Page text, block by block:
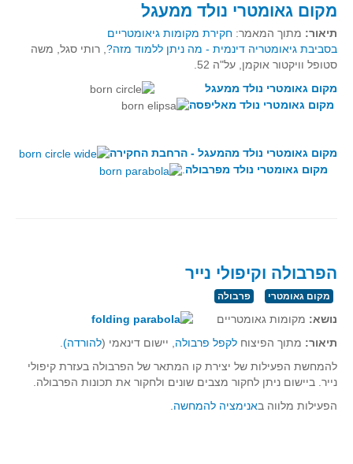
מקום גאומטרי נולד ממעגל
תיאור: מתוך המאמר: חקירת מקומות גיאומטריים
בסביבת גיאומטריה דינמית - מה ניתן ללמוד מזה? רותי סגל, משה
סטופל וויקטור אוקמן , על"ה 52.
מקום גאומטרי נולד ממעגל
מקום גאומטרי נולד מאליפסה
מקום גאומטרי נולד מהמעגל - הרחבת החקירה
מקום גאומטרי נולד מפרבולה.
הפרבולה וקיפולי נייר
מקום גאומטרי פרבולה
נושא: מקומות גאומטריים
תיאור: מתוך הפיצוח לקפל פרבולה , יישום דינאמי (להורדה)
להמחשת הפעילות של יצירת קו המתאר של הפרבולה בעזרת קיפולי
נייר. ביישום ניתן לחקור מצבים שונים ולחקור את תכונות הפרבולה.
הפעילות מלווה באנימציה להמחשה